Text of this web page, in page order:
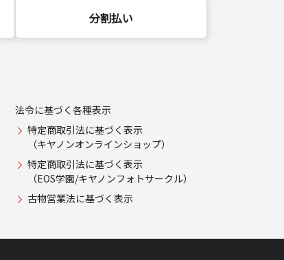
分割払い
法令に基づく各種表示
特定商取引法に基づく表示
（キヤノンオンラインショップ）
特定商取引法に基づく表示
（EOS学園/キヤノンフォトサークル）
古物営業法に基づく表示